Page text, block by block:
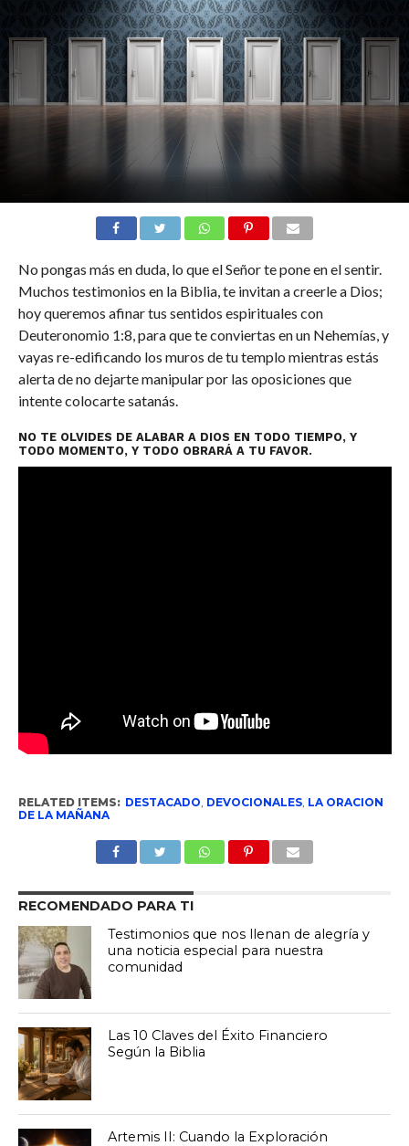
No pongas más en duda, lo que el Señor te pone en el sentir.
Muchos testimonios en la Biblia, te invitan a creerle a Dios;
hoy queremos afinar tus sentidos espirituales con
Deuteronomio 1:8, para que te conviertas en un Nehemías, y
vayas re-edificando los muros de tu templo mientras estás
alerta de no dejarte manipular por las oposiciones que
intente colocarte satanás.
NO TE OLVIDES DE ALABAR A DIOS EN TODO TIEMPO, Y
TODO MOMENTO, Y TODO OBRARÁ A TU FAVOR.
RELATED ITEMS: DESTACADO DEVOCIONALES, LA ORACION
DE LA MAÑANA
RECOMENDADO PARA TI
Testimonios que nos llenan de alegría y
una noticia especial para nuestra
comunidad
Las 10 Claves del Éxito Financiero
Según la Biblia
Artemis II: Cuando la Exploración